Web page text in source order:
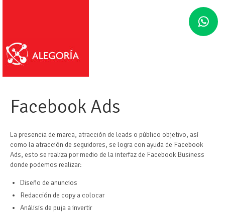
Facebook Ads
La presencia de marca, atracción de leads o público objetivo, así
como la atracción de seguidores, se logra con ayuda de Facebook
Ads, esto se realiza por medio de la interfaz de Facebook Business
donde podemos realizar:
Diseño de anuncios
Redacción de copy a colocar
Análisis de puja a invertir